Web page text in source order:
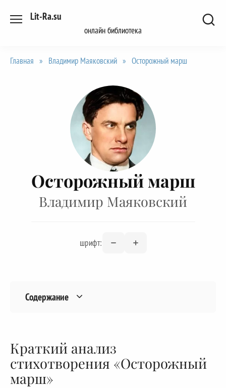
Lit-Ra.su
онлайн библиотека
Главная » Владимир Маяковский » Осторожный марш
Осторожный марш
Владимир Маяковский
шрифт:
Содержание
Краткий анализ
стихотворения «Осторожный
марш»